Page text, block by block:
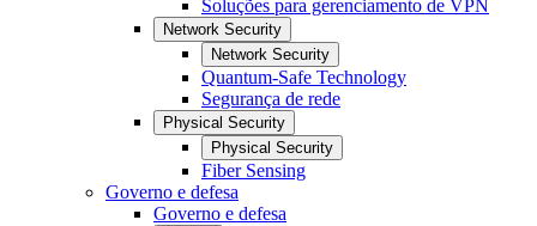
Soluções para gerenciamento de VPN
Network Security
Network Security
Quantum-Safe Technology
Segurança de rede
Physical Security
Physical Security
Fiber Sensing
Governo e defesa
Governo e defesa